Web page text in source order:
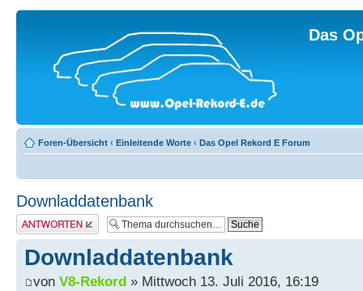
Das
Foren-Übersicht ‹ Einleitende Worte ‹ Das Opel Rekord E Forum
Downladdatenbank
Antwort erstellen
Downladdatenbank
von V8-Rekord » Mittwoch 13. Juli 2016, 16:19